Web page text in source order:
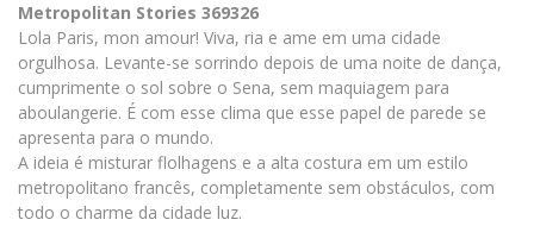
Metropolitan Stories 369326
Lola Paris, mon amour! Viva, ria e ame em uma cidade
orgulhosa. Levante-se sorrindo depois de uma noite de dança,
cumprimente o sol sobre o Sena, sem maquiagem para
aboulangerie. É com esse clima que esse papel de parede se
apresenta para o mundo.
A ideia é misturar flolhagens e a alta costura em um estilo
metropolitano francês, completamente sem obstáculos, com
todo o charme da cidade luz.